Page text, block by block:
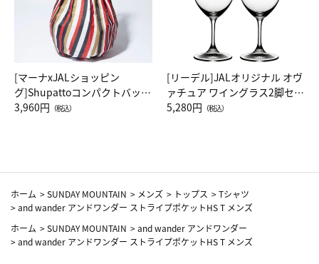
[マーナxJALショッピン
グ]Shupattoコンパクトバッグ
Drop JAL客室乗務員（LC）ス
3,960円 （税込）
[リーデル]JALオリジナル オヴ
ァチュア ワイングラス2脚セッ
ト（レッドワイン）
5,280円 （税込）
ホーム >SUNDAY MOUNTAIN > メンズ > トップス >Tシャツ
>and wander アンドワンダー ストライプポケットHS T メンズ
ホーム >SUNDAY MOUNTAIN >and wander アンドワンダー
>and wander アンドワンダー ストライプポケットHS T メンズ